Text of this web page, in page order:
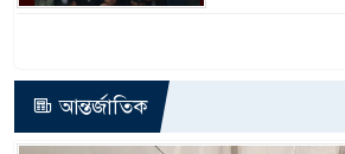
আন্তর্জাতিক